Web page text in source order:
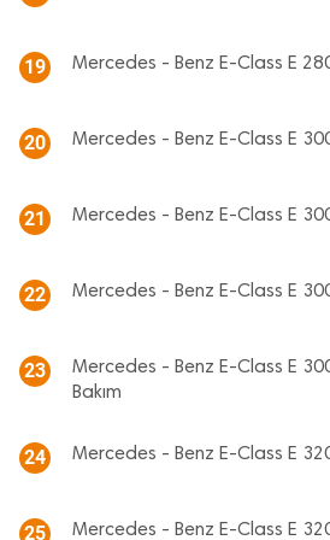
19 Mercedes - Benz E-Class E
20 Mercedes - Benz E-Class E
21 Mercedes - Benz E-Class E
22 Mercedes - Benz E-Class E
23
Mercedes - Benz E-Class E
Bakım
24 Mercedes - Benz E-Class E
25 Mercedes - Benz E-Class E